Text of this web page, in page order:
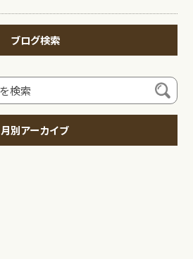
ブログ検索
月別アーカイブ